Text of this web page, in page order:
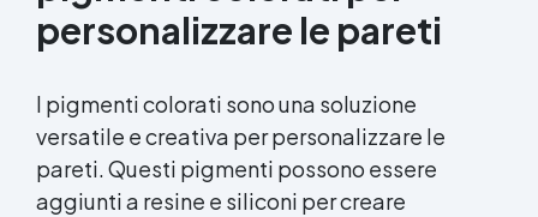
personalizzare le pareti
I pigmenti colorati sono una soluzione
versatile e creativa per personalizzare le
pareti. Questi pigmenti possono essere
aggiunti a resine e siliconi per creare